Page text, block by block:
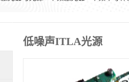
低噪声ITLA光源